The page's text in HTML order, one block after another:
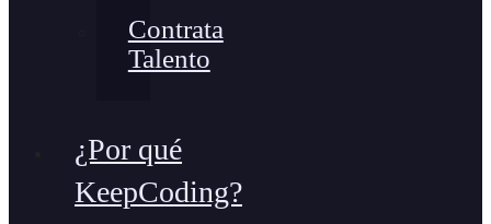
Contrata
Talento
¿Por qué
KeepCoding?